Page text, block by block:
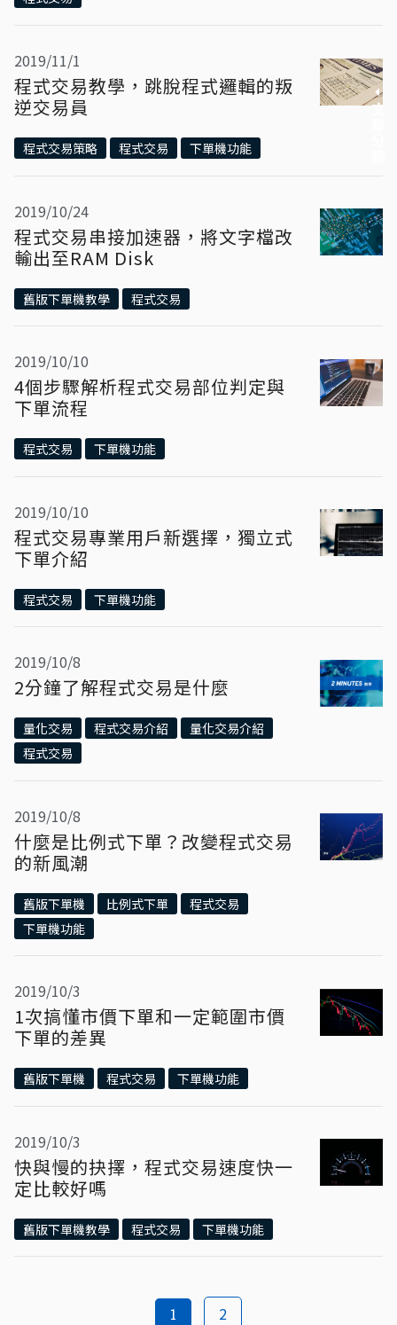
2019/11/1
程式交易教學，跳脫程式邏輯的叛
逆交易員
程式交易策略 程式交易 下單機功能
2019/10/24
程式交易串接加速器，將文字檔改
輸出至RAM Disk
舊版下單機教學 程式交易
2019/10/10
4個步驟解析程式交易部位判定與
下單流程
程式交易 下單機功能
2019/10/10
程式交易專業用戶新選擇，獨立式
下單介紹
程式交易 下單機功能
2019/10/8
2分鐘了解程式交易是什麼
量化交易 程式交易介紹
量化交易介紹
程式交易
2019/10/8
什麼是比例式下單？改變程式交易
的新風潮
舊版下單機 比例式下單
程式交易
下單機功能
2019/10/3
1次搞懂市價下單和一定範圍市價
下單的差異
舊版下單機 程式交易 下單機功能
2019/10/3
快與慢的抉擇，程式交易速度快一
定比較好嗎
舊版下單機教學 程式交易 下單機功能
1 2